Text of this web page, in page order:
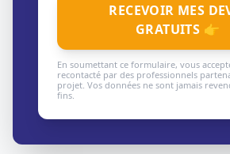
RECEVOIR MES
GRATUITS 👉
En soumettant ce formulaire, vous
recontacté par des professionnels
projet. Vos données ne sont jamais
fins.